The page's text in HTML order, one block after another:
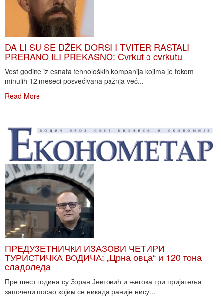
DA LI SU SE DŽEK DORSI I TVITER RASTALI
PRERANO ILI PREKASNO: Cvrkut o cvrkutu
Vest godine iz esnafa tehnoloških kompanija kojima je tokom
minulih 12 meseci posvećivana pažnja već...
Read More
ПРЕДУЗЕТНИЧКИ ИЗАЗОВИ ЧЕТИРИ
ТУРИСТИЧКА ВОДИЧА: „Црна овца“ и 120 тона
сладоледа
Пре шест година су Зоран Јевтовић и његова три пријатеља
започели посао којим се никада раније нису...